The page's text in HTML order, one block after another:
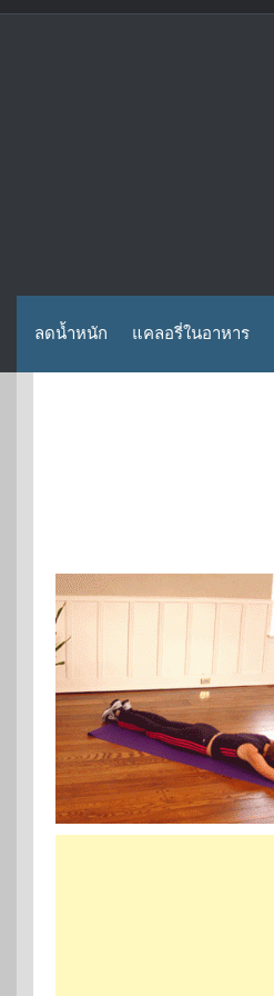
Skip
ลดน้ำหนัก แคลอรี่ในอาหาร